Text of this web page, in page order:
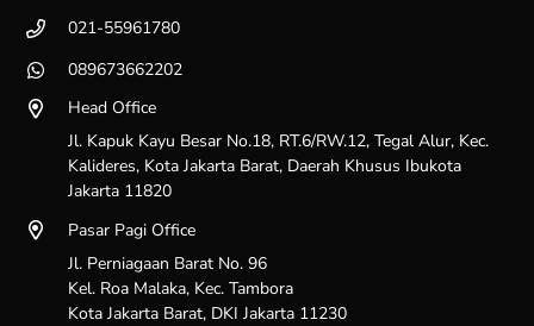
021-55961780
089673662202
Head Office
Jl. Kapuk Kayu Besar No.18, RT.6/RW.12, Tegal Alur, Kec.
Kalideres, Kota Jakarta Barat, Daerah Khusus Ibukota
Jakarta 11820
Pasar Pagi Office
Jl. Perniagaan Barat No. 96
Kel. Roa Malaka, Kec. Tambora
Kota Jakarta Barat, DKI Jakarta 11230